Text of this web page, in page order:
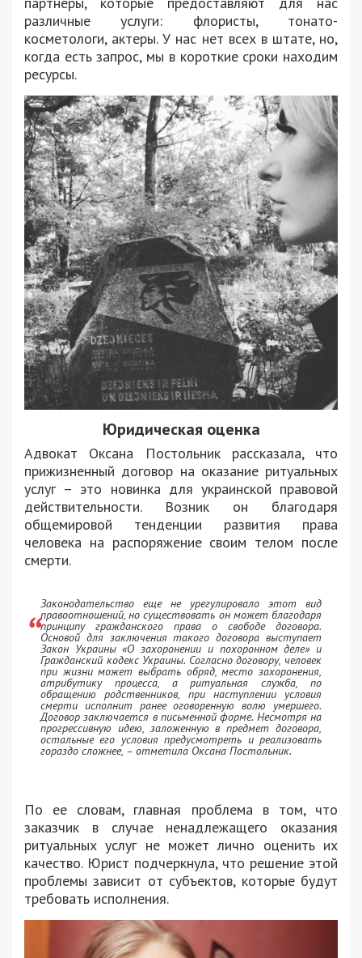
различные услуги: флористы, тонато-
косметологи, актеры. У нас нет всех в штате, но,
когда есть запрос, мы в короткие сроки находим
ресурсы.
Юридическая оценка
Адвокат Оксана Постольник рассказала, что
прижизненный договор на оказание ритуальных
услуг – это новинка для украинской правовой
действительности. Возник он благодаря
общемировой тенденции развития права
человека на распоряжение своим телом после
смерти.
Законодательство еще не урегулировало этот вид
правоотношений, но существовать он может благодаря
принципу гражданского права о свободе договора.
Основой для заключения такого договора выступает
Закон Украины «О захоронении и похоронном деле» и
Гражданский кодекс Украины. Согласно договору, человек
при жизни может выбрать обряд, место захоронения,
атрибутику процесса, а ритуальная служба, по
обращению родственников, при наступлении условия
смерти исполнит ранее оговоренную волю умершего.
Договор заключается в письменной форме. Несмотря на
прогрессивную идею, заложенную в предмет договора,
остальные его условия предусмотреть и реализовать
гораздо сложнее, – отметила Оксана Постольник.
По ее словам, главная проблема в том, что
заказчик в случае ненадлежащего оказания
ритуальных услуг не может лично оценить их
качество. Юрист подчеркнула, что решение этой
проблемы зависит от субъектов, которые будут
требовать исполнения.